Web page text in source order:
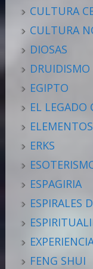
CULTURA
CULTURA
DIOSAS
DRUIDISMO
EGIPTO
EL LEGADO
ELEMENTOS
ERKS
ESPAGIRIA
ESPIRALES
FENG SHUI